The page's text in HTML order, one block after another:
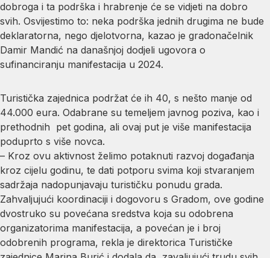
dobroga i ta podrška i hrabrenje će se vidjeti na dobro
svih. Osvijestimo to: neka podrška jednih drugima ne bude
deklaratorna, nego djelotvorna, kazao je gradonačelnik
Damir Mandić na današnjoj dodjeli ugovora o
sufinanciranju manifestacija u 2024.
Turistička zajednica podržat će ih 40, s nešto manje od
44.000 eura. Odabrane su temeljem javnog poziva, kao i
prethodnih pet godina, ali ovaj put je više manifestacija
poduprto s više novca.
– Kroz ovu aktivnost želimo potaknuti razvoj događanja
kroz cijelu godinu, te dati potporu svima koji stvaranjem
sadržaja nadopunjavaju turističku ponudu grada.
Zahvaljujući koordinaciji i dogovoru s Gradom, ove godine
dvostruko su povećana sredstva koja su odobrena
organizatorima manifestacija, a povećan je i broj
odobrenih programa, rekla je direktorica Turističke